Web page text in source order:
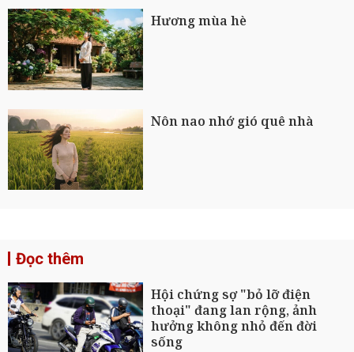
Hương mùa hè
Nôn nao nhớ gió quê nhà
Đọc thêm
Hội chứng sợ "bỏ lỡ điện
thoại" đang lan rộng, ảnh
hưởng không nhỏ đến đời
sống